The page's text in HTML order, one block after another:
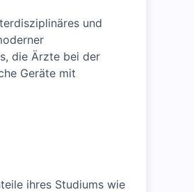
und
die Ärzte bei der
Geräte mit
ihres Studiums wie